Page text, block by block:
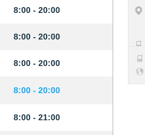
8:00 - 20:00
8:00 - 20:00
8:00 - 20:00
8:00 - 20:00
8:00 - 21:00